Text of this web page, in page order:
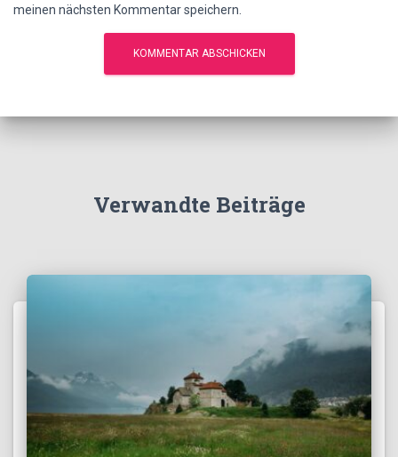
meinen nächsten Kommentar speichern.
Verwandte Beiträge